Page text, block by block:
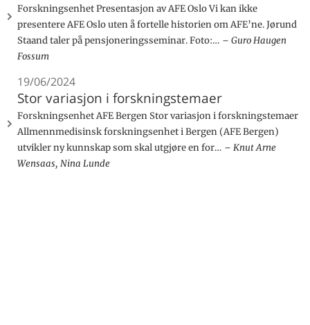
Forskningsenhet Presentasjon av AFE Oslo Vi kan ikke
presentere AFE Oslo uten å fortelle historien om AFE’ne. Jørund
Staand taler på pensjoneringsseminar. Foto:…
Guro Haugen
Fossum
19/06/2024
Stor variasjon i forskningstemaer
Forskningsenhet AFE Bergen Stor variasjon i forskningstemaer
Allmennmedisinsk forskningsenhet i Bergen (AFE Bergen)
utvikler ny kunnskap som skal utgjøre en for…
Knut Arne
Wensaas, Nina Lunde